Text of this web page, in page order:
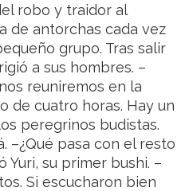
robo y traidor al
de antorchas cada vez
grupo. Tras salir
a sus hombres. –
reuniremos en la
de cuatro horas. Hay un
peregrinos budistas.
–¿Qué pasa con el resto
Yuri, su primer bushi. –
Si escucharon bien